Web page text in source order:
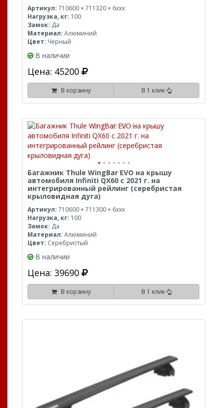
Артикул: 710600 + 711320 + 6xxx
Нагрузка, кг: 100
Замок: Да
Материал: Алюминий
Цвет: Черный
В наличии
Цена: 45200
В корзину В 1 клик
Багажник Thule WingBar EVO на крышу
автомобиля Infiniti QX60 с 2021 г. на
интегрированный рейлинг (серебристая
крыловидная дуга)
Артикул: 710600 + 711300 + 6xxx
Нагрузка, кг: 100
Замок: Да
Материал: Алюминий
Цвет: Серебристый
В наличии
Цена: 39690
В корзину В 1 клик